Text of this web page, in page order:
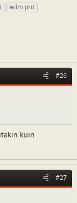
wiim pro
#26
kuin
#27